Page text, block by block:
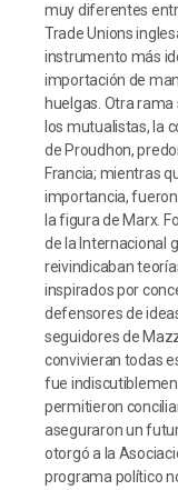
muy diferentes
Trade Unions
instrumento más
importación de
huelgas. Otra
los mutualistas, la
de Proudhon,
Francia; mientras
importancia,
la figura de Marx.
de la Internacional
reivindicaban
inspirados por
defensores de
seguidores de
convivieran todas
fue
permitieron
aseguraron un
otorgó a la
programa político